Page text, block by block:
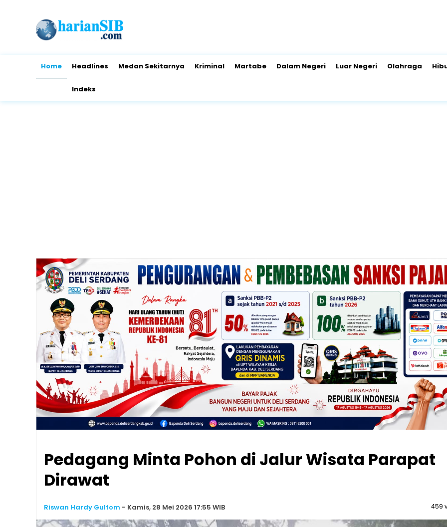
Home Headlines Medan Sekitarnya Kriminal Martabe Dalam Negeri Luar Negeri Olahraga
Indeks
Pedagang Minta Pohon di Jalur Wisata Parapat
Dirawat
Riswan Hardy Gultom - Kamis, 28 Mei 2026 17:55 WIB 459